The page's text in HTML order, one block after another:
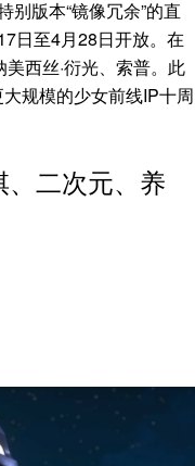
版本“镜像冗余”的直
日至4月28日开放。在
西丝·衍光、索普。此
规模的少女前线IP十周
二次元、养